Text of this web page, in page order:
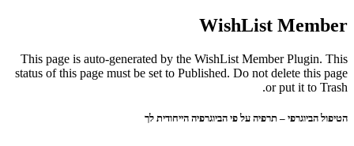
WishList Member
This page is auto-generated by the WishList Member Plugin. This
status of this page must be set to Published. Do not delete this page
or put it to Trash.
הטיפול הביוגרפי – תרפיה על פי הביוגרפיה הייחודית לך